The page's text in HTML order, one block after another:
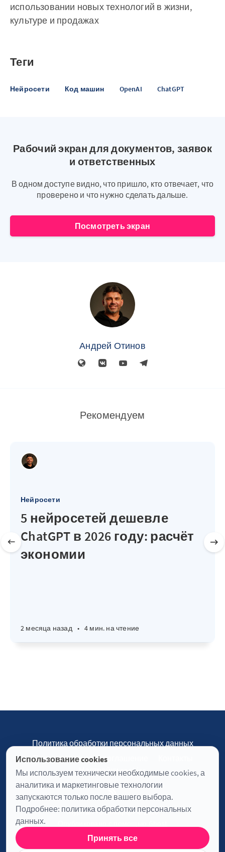
использовании новых технологий в жизни,
культуре и продажах
Теги
Нейросети Код машин OpenAI ChatGPT
Рабочий экран для документов, заявок
и ответственных
В одном доступе видно, что пришло, кто отвечает, что
проверено и что нужно сделать дальше.
Посмотреть экран
Андрей Отинов
Рекомендуем
Нейросети
5 нейросетей дешевле
ChatGPT в 2026 году: расчёт
экономии
2 месяца назад • 4 мин. на чтение
Использование cookies
Мы используем технически необходимые cookies, а
аналитика и маркетинговые технологии
запускаются только после вашего выбора.
Подробнее: политика обработки персональных
данных.
Принять все
Политика обработки персональных данных
Пользовательское соглашение
Настройки cookies
Журнал «Отинофф» © 2026
Информация о лицензии JavaScript